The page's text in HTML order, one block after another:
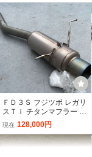
整 59mm～51mm 各車種
汎用 負圧コントロールバ
ルブ エキゾーストマフラ
ー 出荷締切18時
即決 4,950円
★C.O.C★ ダッジ チャレ
ンジャー 可変 バルブ ス
ーパースポーツ マフラー
カスタム エアロ パーツ d
即決 248,000円
無限 エキゾーストマニホ
ールド ４－１ エキマニ E
G6 EK4 EK9 DC2 B18C
B16B B16A 中古品 MUG
EN タコ足 シビック イン
テグラ タイプＲ
100,000円
『B260』EA11R,F6A,カ
プチーノ, スズキスポーツ
? 社外 スポーツ 触媒,キャ
タライザー,中間パイプ,マ
フラー タイコ サイレンサ
ー,9^ EA21R
現在 20,804円
ＦＤ３Ｓ フジツボ レガリ
スＴｉ チタンマフラー 絶
版品 ♪ RX-7 MAZDA SPE
ED FGK HKS TRUST AR
C RE雨宮 アミューズ フ
現在 128,000円